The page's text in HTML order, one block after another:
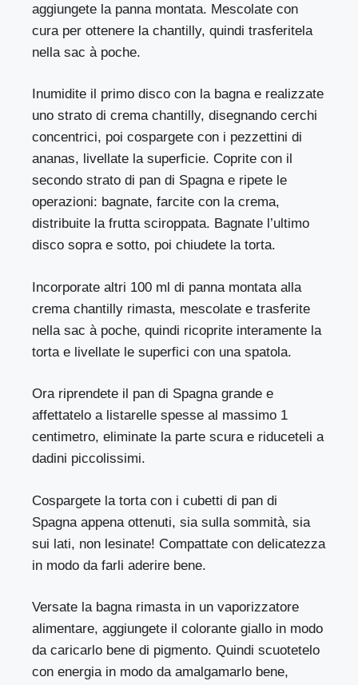
aggiungete la panna montata. Mescolate con
cura per ottenere la chantilly, quindi trasferitela
nella sac à poche.
Inumidite il primo disco con la bagna e realizzate
uno strato di crema chantilly, disegnando cerchi
concentrici, poi cospargete con i pezzettini di
ananas, livellate la superficie. Coprite con il
secondo strato di pan di Spagna e ripete le
operazioni: bagnate, farcite con la crema,
distribuite la frutta sciroppata. Bagnate l’ultimo
disco sopra e sotto, poi chiudete la torta.
Incorporate altri 100 ml di panna montata alla
crema chantilly rimasta, mescolate e trasferite
nella sac à poche, quindi ricoprite interamente la
torta e livellate le superfici con una spatola.
Ora riprendete il pan di Spagna grande e
affettatelo a listarelle spesse al massimo 1
centimetro, eliminate la parte scura e riduceteli a
dadini piccolissimi.
Cospargete la torta con i cubetti di pan di
Spagna appena ottenuti, sia sulla sommità, sia
sui lati, non lesinate! Compattate con delicatezza
in modo da farli aderire bene.
Versate la bagna rimasta in un vaporizzatore
alimentare, aggiungete il colorante giallo in modo
da caricarlo bene di pigmento. Quindi scuotetelo
con energia in modo da amalgamarlo bene,